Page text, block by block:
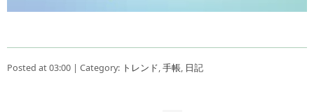
Posted at 03:00 | Category: トレンド,手帳, 日記